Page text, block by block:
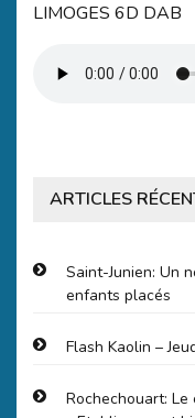
LIMOGES 6D DAB
ARTICLES
Saint-Junien: Un
enfants placés
Flash Kaolin –
Rochechouart: